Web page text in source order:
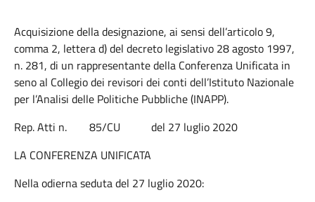
Acquisizione della designazione, ai sensi dell’articolo 9,
comma 2, lettera d) del decreto legislativo 28 agosto 1997,
n. 281, di un rappresentante della Conferenza Unificata in
seno al Collegio dei revisori dei conti dell’Istituto Nazionale
per l’Analisi delle Politiche Pubbliche (INAPP).
Rep. Atti n. 85/CU del 27 luglio 2020
LA CONFERENZA UNIFICATA
Nella odierna seduta del 27 luglio 2020: